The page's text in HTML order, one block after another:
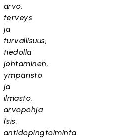
arvo,
terveys
ja
turvallisuus,
tiedolla
johtaminen,
ympäristö
ja
ilmasto,
arvopohja
(sis.
antidopingtoiminta